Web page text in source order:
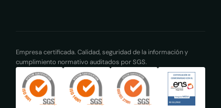
Empresa certificada. Calidad, seguridad de la información y
cumplimiento normativo auditados por SGS.